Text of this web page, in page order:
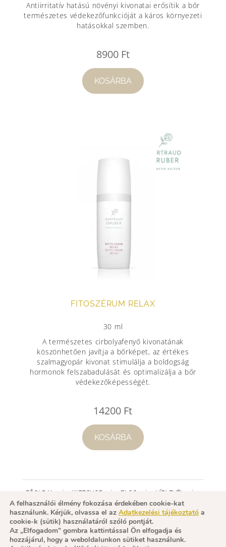
Antiirritatív hatású növényi kivonatai erősítik a bőr
természetes védekezőfunkcióját a káros környezeti
hatásokkal szemben.
8900 Ft
KOSÁRBA
FITOSZÉRUM RELAX
30 ml
A természetes cirbolyafenyő kivonatának
köszönhetően javítja a bőrképet, az értékes
szalmagyopár kivonat stimulálja a boldogság
hormonok felszabadulását és optimalizálja a bőr
védekezőképességét.
14200 Ft
KOSÁRBA
FŐOLDAL WEBSHOP BLOG HÍRLEVÉL
FACEBOOK MINŐSÍTÉS
ADATKEZELÉSI TÁJÉKOZTATÓ ÁSZF
IMPRESSZUM KAPCSOLAT
A felhasználói élmény fokozása érdekében cookie-kat
használunk. Kérjük, olvassa el az Adatkezelési tájékoztató a
cookie-k (sütik) használatáról szóló pontját.
Az „Elfogadom” gombra kattintással Ön elfogadja és
hozzájárul, hogy a weboldalunkon sütiket használunk.